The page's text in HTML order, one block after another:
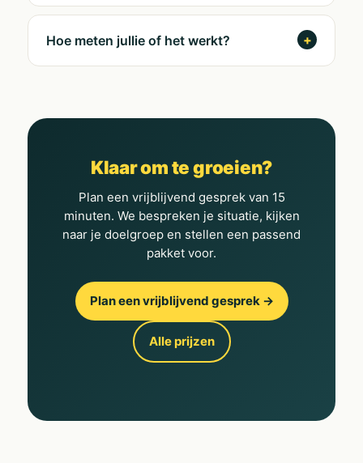
Hoe meten jullie of het werkt?
Klaar om te groeien?
Plan een vrijblijvend gesprek van 15
minuten. We bespreken je situatie, kijken
naar je doelgroep en stellen een passend
pakket voor.
Plan een vrijblijvend gesprek →
Alle prijzen